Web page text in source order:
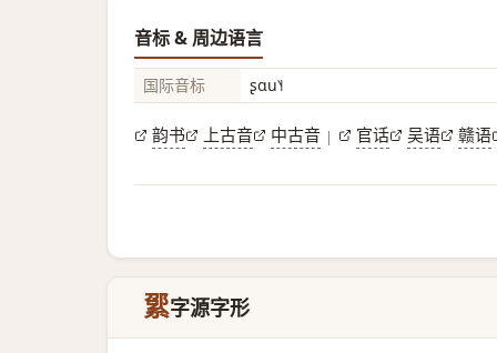
音标 & 周边语言
国际音标 ʂɑu˥˧
韵书 上古音 中古音 | 官话 吴语 赣语
綤字源字形